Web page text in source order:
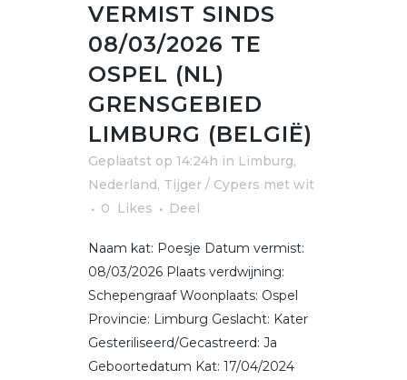
VERMIST SINDS
08/03/2026 TE
OSPEL (NL)
GRENSGEBIED
LIMBURG (BELGIË)
Geplaatst op 14:24h in Limburg,
Nederland, Tijger / Cypers met wit
0
Likes Deel
Naam kat: Poesje Datum vermist:
08/03/2026 Plaats verdwijning:
Schepengraaf Woonplaats: Ospel
Provincie: Limburg Geslacht: Kater
Gesteriliseerd/Gecastreerd: Ja
Geboortedatum Kat: 17/04/2024